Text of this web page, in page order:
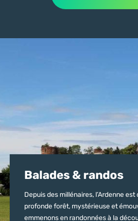
Balades & randos
Depuis des millénaires, l’Ardenne
profonde forêt, mystérieuse et
emmenons en randonnées à la